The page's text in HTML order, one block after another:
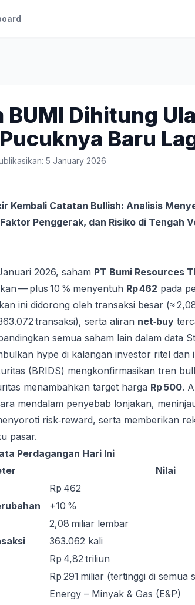
BUMI Dihitung
Baru
5 January 2026
Kembali Catatan Bullish: Analisis
Penggerak, dan Risiko di Tengah
2026, saham PT Bumi Resources
— plus 10 % menyentuh Rp 462 pada
ini didorong oleh transaksi besar (≈
transaksi), serta aliran net‑buy
semua saham lain dalam data
hype di kalangan investor ritel dan
(BRIDS) mengkonfirmasikan tren
menambahkan target harga Rp 500.
mendalam penyebab lonjakan,
risk‑reward, serta memberikan
pasar.
Perdagangan Hari Ini
Nilai
Rp 462
+10 %
2,08 miliar lembar
363.062 kali
Rp 4,82 triliun
Rp 291 miliar (tertinggi di semua
Energy – Minyak & Gas (E&P)